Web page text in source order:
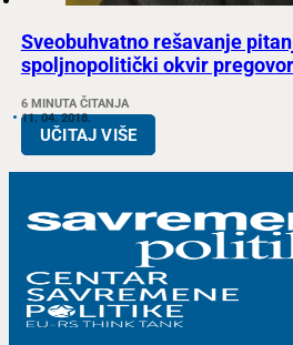
Sveobuhvatno rešavanje
spoljnopolitički okvir
6 MINUTA ČITANJA
11. 04. 2018.
UČITAJ VIŠE